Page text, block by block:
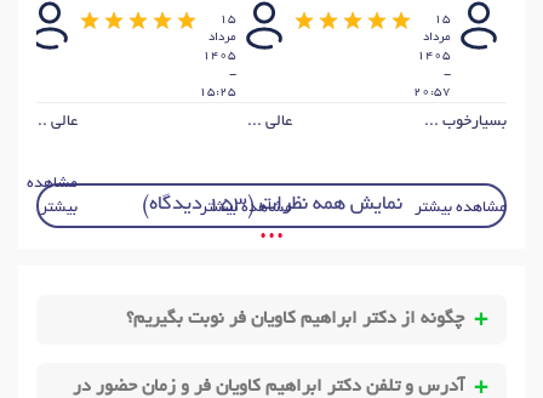
15
مرداد
1405
-
20:57
بسیارخوب ...
مشاهده بیشتر
15
مرداد
1405
-
15:25
عالی ...
مشاهده بیشتر
عالی ...
مشاهده
بیشتر
نمایش همه نظرات (153 دیدگاه)
• • •
چگونه از دکتر ابراهیم کاویان فر نوبت بگیریم؟
آدرس و تلفن دکتر ابراهیم کاویان فر و زمان حضور در